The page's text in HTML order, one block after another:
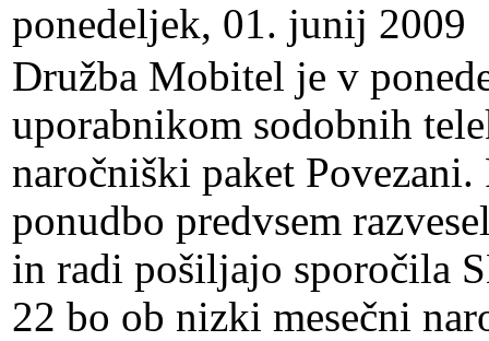
ponedeljek, 01. junij 2009
Družba Mobitel je v
uporabnikom sodobnih
naročniški paket
ponudbo predvsem
in radi pošiljajo sporočila
22 bo ob nizki mesečni